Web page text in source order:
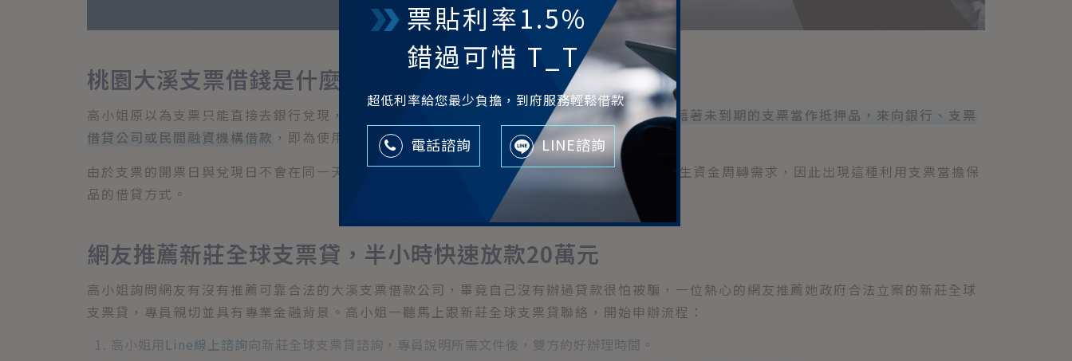
桃園大溪支票借錢是什麼？
高小姐原以為支票只能直接去銀行兌現，
原來還不能兌現的支票也可用來辦理大溪支票借款，藉著未到期的支票當作抵押品，來向銀行、支票
借貸公司或民間融資機構借款 ，即為使用支票換現金。
由於支票的開票日與兌現日不會在同一天，一般會有3個月到6個月的差距，持票人可能因此產生資金周轉需求，因此出現這種利用支票當擔保
品的借貸方式。
網友推薦新莊全球支票貸，半小時快速放款20萬元
高小姐詢問網友有沒有推薦可靠合法的大溪支票借款公司，畢竟自己沒有辦過貸款很怕被騙，一位熱心的網友推薦她政府合法立案的新莊全球
支票貸，專員親切並具有專業金融背景。高小姐一聽馬上跟新莊全球支票貸聯絡，開始申辦流程：
高小姐用 Line線上諮詢向新莊全球支票貸諮詢，專員說明所需文件後，雙方約好辦理時間。
票貼利率1.5%
錯過可惜 T_T
超低利率給您最少負擔，到府服務輕鬆借款
電話諮詢 LINE諮詢